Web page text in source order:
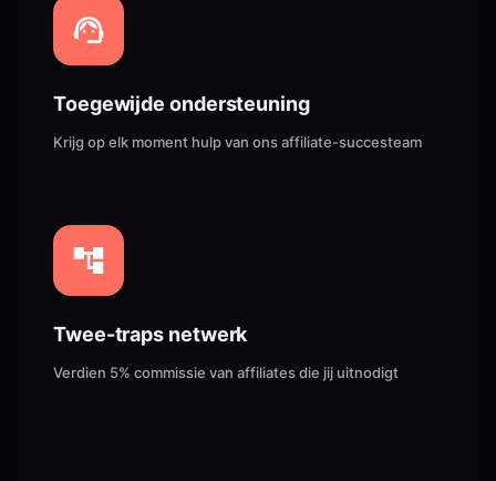
Toegewijde ondersteuning
Krijg op elk moment hulp van ons affiliate-succesteam
Twee-traps netwerk
Verdien 5% commissie van affiliates die jij uitnodigt